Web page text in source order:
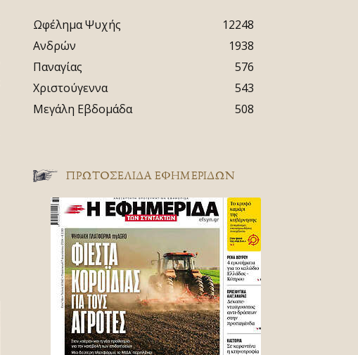
Ωφέλημα Ψυχής
12248
Ανδρών
1938
Παναγίας
576
Χριστούγεννα
543
Μεγάλη Εβδομάδα
508
ΠΡΩΤΟΣΈΛΙΔΑ ΕΦΗΜΕΡΊΔΩΝ